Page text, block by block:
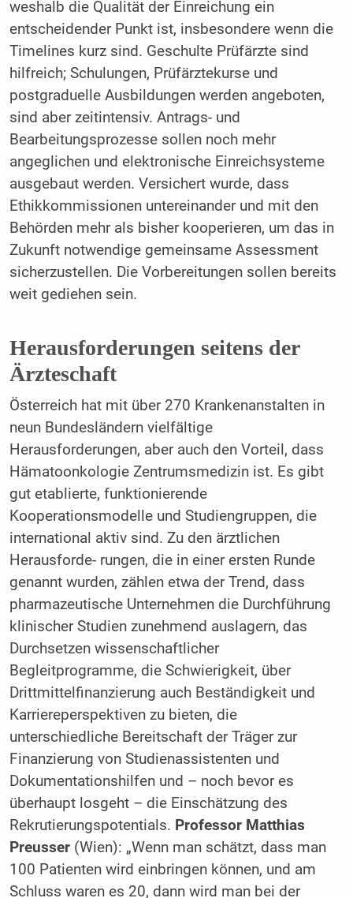
weshalb die Qualität der Einreichung ein
entscheidender Punkt ist, insbesondere wenn die
Timelines kurz sind. Geschulte Prüfärzte sind
hilfreich; Schulungen, Prüfärztekurse und
postgraduelle Ausbildungen werden angeboten,
sind aber zeitintensiv. Antrags- und
Bearbeitungsprozesse sollen noch mehr
angeglichen und elektronische Einreichsysteme
ausgebaut werden. Versichert wurde, dass
Ethikkommissionen untereinander und mit den
Behörden mehr als bisher kooperieren, um das in
Zukunft notwendige gemeinsame Assessment
sicherzustellen. Die Vorbereitungen sollen bereits
weit gediehen sein.
Herausforderungen seitens der
Ärzteschaft
Österreich hat mit über 270 Krankenanstalten in
neun Bundesländern vielfältige
Herausforderungen, aber auch den Vorteil, dass
Hämatoonkologie Zentrumsmedizin ist. Es gibt
gut etablierte, funktionierende
Kooperationsmodelle und Studiengruppen, die
international aktiv sind. Zu den ärztlichen
Herausforde- rungen, die in einer ersten Runde
genannt wurden, zählen etwa der Trend, dass
pharmazeutische Unternehmen die Durchführung
klinischer Studien zunehmend auslagern, das
Durchsetzen wissenschaftlicher
Begleitprogramme, die Schwierigkeit, über
Drittmittelfinanzierung auch Beständigkeit und
Karriereperspektiven zu bieten, die
unterschiedliche Bereitschaft der Träger zur
Finanzierung von Studienassistenten und
Dokumentationshilfen und – noch bevor es
überhaupt losgeht – die Einschätzung des
Rekrutierungspotentials. Professor Matthias
Preusser (Wien): „Wenn man schätzt, dass man
100 Patienten wird einbringen können, und am
Schluss waren es 20, dann wird man bei der